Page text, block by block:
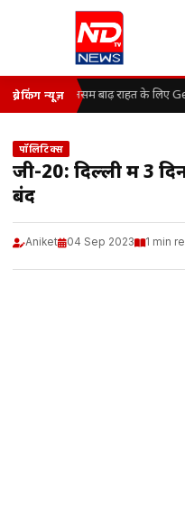
ब्रेकिंग न्यूज़ असम बाढ़ राहत के लिए
पॉलिटिक्स
जी-20: दिल्ली में 3
बंद
Aniket 04 Sep 2023 1 min